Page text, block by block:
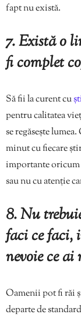
fapt nu există.
7. Există o
fi complet
Să fii la curent cu
pentru calitatea
se regăsește
minut cu fiecare
importante oricum
sau nu cu atenție
8. Nu
faci ce faci,
nevoie ce ai
Oamenii pot fi răi
departe de